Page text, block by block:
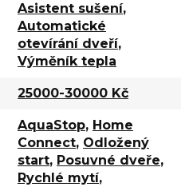
Asistent sušení,
Automatické
otevírání dveří,
Výměník tepla
25000-30000 Kč
AquaStop, Home
Connect, Odložený
start, Posuvné dveře,
Rychlé mytí,